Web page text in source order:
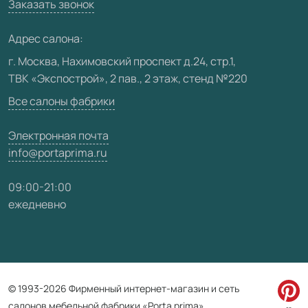
Юридическая информация
Карта сайта
Заказать звонок
Адрес салона:
г. Москва, Нахимовский проспект д.24, стр.1,
ТВК «Экспострой», 2 пав., 2 этаж, стенд №220
Все салоны фабрики
Электронная почта
info@portaprima.ru
09:00-21:00
ежедневно
© 1993-2026 Фирменный интернет-магазин и сеть